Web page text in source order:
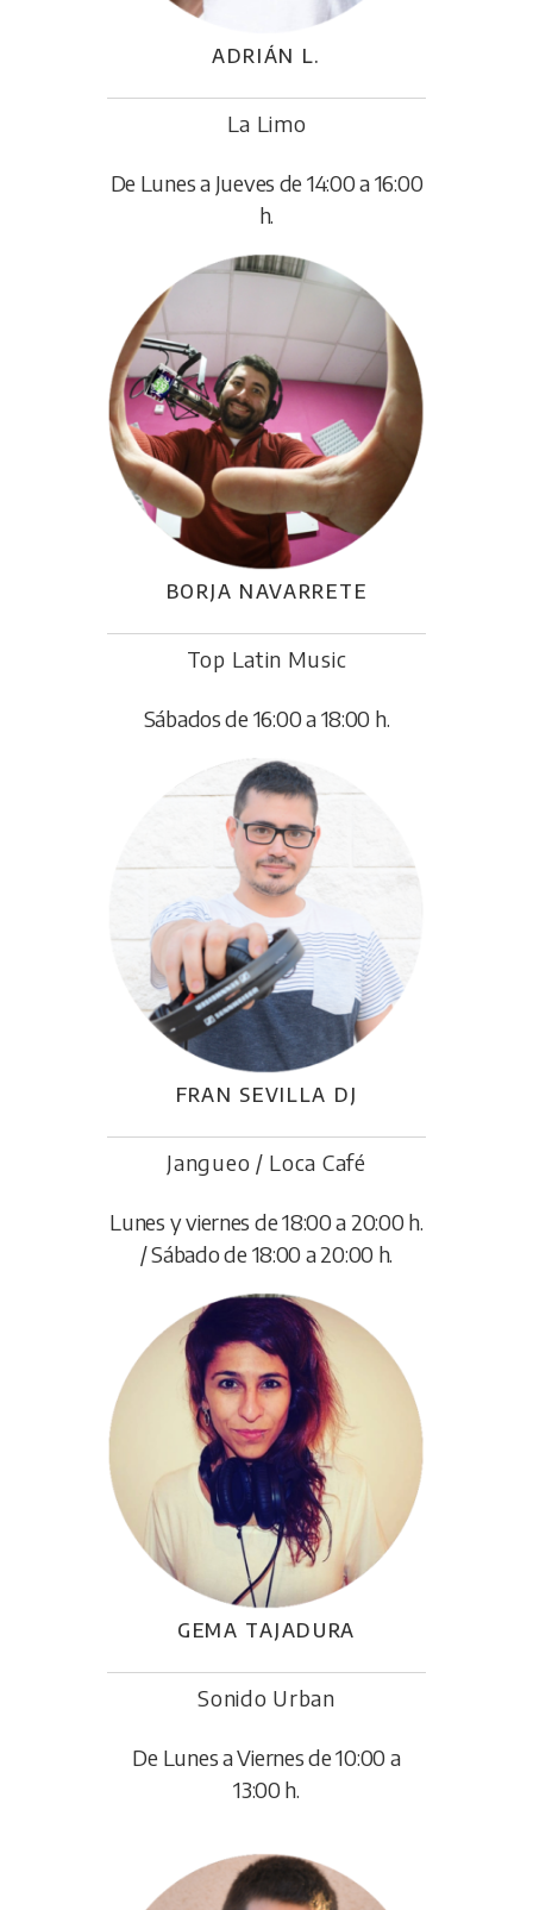
ADRIÁN L.
La Limo
De Lunes a Jueves de 14:00 a 16:00
h.
BORJA NAVARRETE
Top Latin Music
Sábados de 16:00 a 18:00 h.
FRAN SEVILLA DJ
Jangueo / Loca Café
Lunes y viernes de 18:00 a 20:00 h.
/ Sábado de 18:00 a 20:00 h.
GEMA TAJADURA
Sonido Urban
De Lunes a Viernes de 10:00 a
13:00 h.